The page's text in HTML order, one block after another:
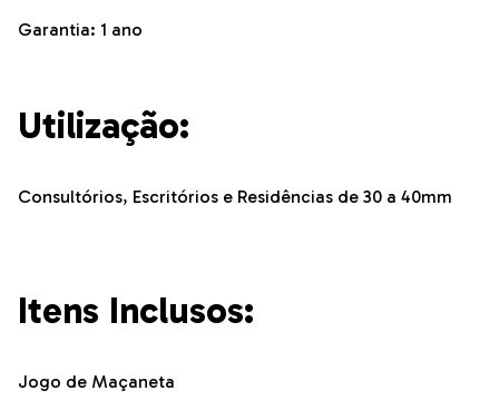
Garantia: 1 ano
Utilização:
Consultórios, Escritórios e Residências de 30 a 40mm
Itens Inclusos:
Jogo de Maçaneta